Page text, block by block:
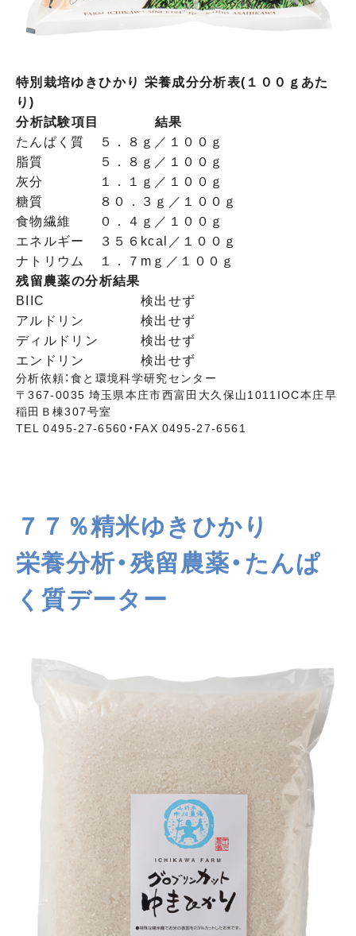
特別栽培ゆきひかり 栄養成分分析表(１００ｇあた
り)
分析試験項目
結果
たんぱく質
５．８ｇ／１００ｇ
脂質
５．８ｇ／１００ｇ
灰分
１．１ｇ／１００ｇ
糖質
８０．３ｇ／１００ｇ
食物繊維
０．４ｇ／１００ｇ
エネルギー
３５６kcal／１００ｇ
ナトリウム
１．７mｇ／１００ｇ
残留農薬の分析結果
BIIC
検出せず
アルドリン
検出せず
ディルドリン
検出せず
エンドリン
検出せず
分析依頼：食と環境科学研究センター
〒367-0035 埼玉県本庄市西富田大久保山1011IOC本庄早
稲田Ｂ棟307号室
TEL 0495-27-6560・FAX 0495-27-6561
７７％精米ゆきひかり
栄養分析・残留農薬・たんぱ
く質データー